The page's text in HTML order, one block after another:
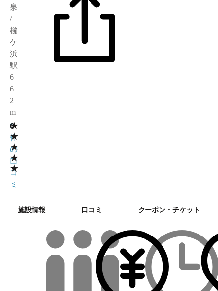
泉
/
櫛
ケ
浜
駅
6
6
2
m
★
★
★
★
★
0
0
件
の
口
コ
ミ
施設情報 口コミ クーポン・チケット